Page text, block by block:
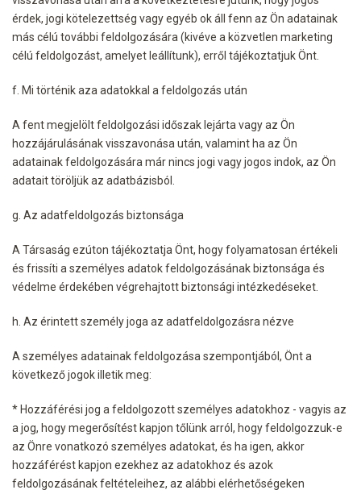
érdek, jogi kötelezettség vagy egyéb ok áll fenn az Ön adatainak
más célú további feldolgozására (kivéve a közvetlen marketing
célú feldolgozást, amelyet leállítunk), erről tájékoztatjuk Önt.
f. Mi történik aza adatokkal a feldolgozás után
A fent megjelölt feldolgozási időszak lejárta vagy az Ön
hozzájárulásának visszavonása után, valamint ha az Ön
adatainak feldolgozására már nincs jogi vagy jogos indok, az Ön
adatait töröljük az adatbázisból.
g. Az adatfeldolgozás biztonsága
A Társaság ezúton tájékoztatja Önt, hogy folyamatosan értékeli
és frissíti a személyes adatok feldolgozásának biztonsága és
védelme érdekében végrehajtott biztonsági intézkedéseket.
h. Az érintett személy joga az adatfeldolgozásra nézve
A személyes adatainak feldolgozása szempontjából, Önt a
következő jogok illetik meg:
* Hozzáférési jog a feldolgozott személyes adatokhoz - vagyis az
a jog, hogy megerősítést kapjon tőlünk arról, hogy feldolgozzuk-e
az Önre vonatkozó személyes adatokat, és ha igen, akkor
hozzáférést kapjon ezekhez az adatokhoz és azok
feldolgozásának feltételeihez, az alábbi elérhetőségeken